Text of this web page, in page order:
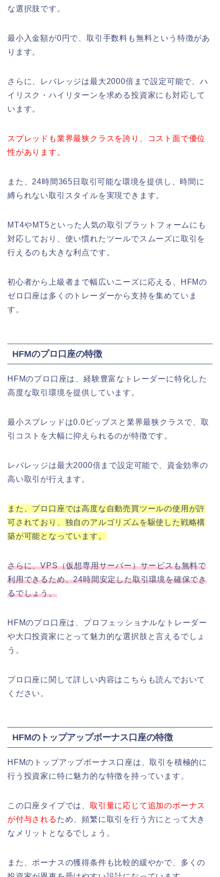
な選択肢です。
最小入金額が0円で、取引手数料も無料という特徴があ
ります。
さらに、レバレッジは最大2000倍まで設定可能で、ハ
イリスク・ハイリターンを求める投資家にも対応して
います。
スプレッドも業界最狭クラスを誇り、コスト面で優位
性があります。
また、24時間365日取引可能な環境を提供し、時間に
縛られない取引スタイルを実現できます。
MT4やMT5といった人気の取引プラットフォームにも
対応しており、使い慣れたツールでスムーズに取引を
行えるのも大きな利点です。
初心者から上級者まで幅広いニーズに応える、HFMの
ゼロ口座は多くのトレーダーから支持を集めていま
す。
HFMのプロ口座の特徴
HFMのプロ口座は、経験豊富なトレーダーに特化した
高度な取引環境を提供しています。
最小スプレッドは0.0ピップスと業界最狭クラスで、取
引コストを大幅に抑えられるのが特徴です。
レバレッジは最大2000倍まで設定可能で、資金効率の
高い取引が行えます。
また、プロ口座では高度な自動売買ツールの使用が許
可されており、独自のアルゴリズムを駆使した戦略構
築が可能となっています。
さらに、VPS（仮想専用サーバー）サービスも無料で
利用できるため、24時間安定した取引環境を確保でき
るでしょう。
HFMのプロ口座は、プロフェッショナルなトレーダー
や大口投資家にとって魅力的な選択肢と言えるでしょ
う。
プロ口座に関して詳しい内容はこちらも読んでおいて
ください。
HFMのトップアップボーナス口座の特徴
HFMのトップアップボーナス口座は、取引を積極的に
行う投資家に特に魅力的な特徴を持っています。
この口座タイプでは、 取引量に応じて追加のボーナス
が付与される ため、頻繁に取引を行う方にとって大き
なメリットとなるでしょう。
また、ボーナスの獲得条件も比較的緩やかで、多くの